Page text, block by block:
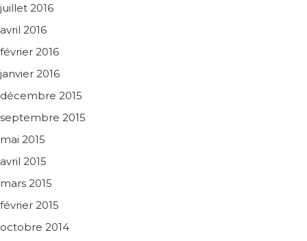
juillet 2016
avril 2016
février 2016
janvier 2016
décembre 2015
septembre 2015
mai 2015
avril 2015
mars 2015
février 2015
octobre 2014